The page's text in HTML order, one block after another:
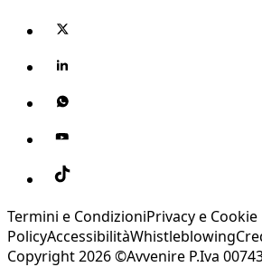
Termini e CondizioniPrivacy e Cookie
PolicyAccessibilitàWhistleblowing
Copyright 2026 ©Avvenire P.Iva